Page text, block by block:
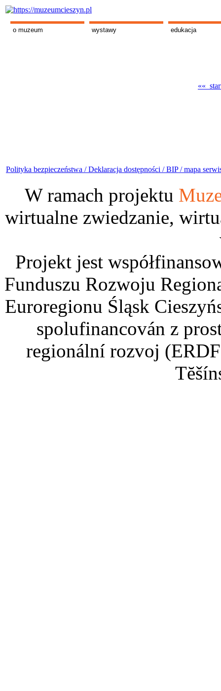
o muzeum wystawy edukacja
««
Polityka bezpieczeństwa /Deklaracja dostępności /BIP /mapa
W ramach projektu
wirtualne zwiedzanie,
Projekt jest
Funduszu Rozwoju
Euroregionu Śląsk
spolufinancován z
regionální rozvoj